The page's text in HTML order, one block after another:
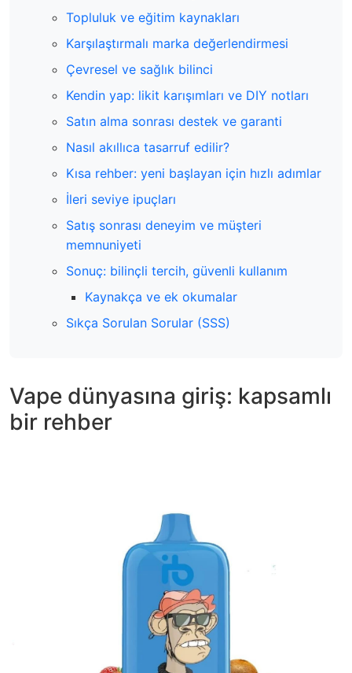
Topluluk ve eğitim kaynakları
Karşılaştırmalı marka değerlendirmesi
Çevresel ve sağlık bilinci
Kendin yap: likit karışımları ve DIY notları
Satın alma sonrası destek ve garanti
Nasıl akıllıca tasarruf edilir?
Kısa rehber: yeni başlayan için hızlı adımlar
İleri seviye ipuçları
Satış sonrası deneyim ve müşteri
memnuniyeti
Sonuç: bilinçli tercih, güvenli kullanım
Kaynakça ve ek okumalar
Sıkça Sorulan Sorular (SSS)
Vape dünyasına giriş: kapsamlı
bir rehber